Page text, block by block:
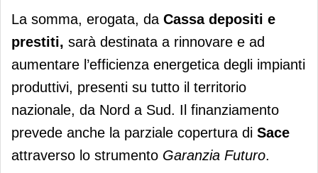
La somma, erogata, da Cassa depositi e
prestiti, sarà destinata a rinnovare e ad
aumentare l’efficienza energetica degli impianti
produttivi, presenti su tutto il territorio
nazionale, da Nord a Sud. Il finanziamento
prevede anche la parziale copertura di Sace
attraverso lo strumento Garanzia Futuro.